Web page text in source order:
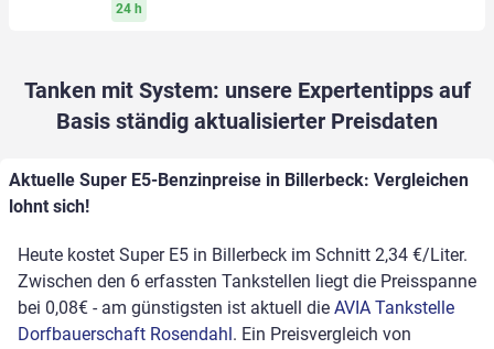
24 h
Tanken mit System: unsere Expertentipps auf
Basis ständig aktualisierter Preisdaten
Aktuelle Super E5-Benzinpreise in Billerbeck: Vergleichen
lohnt sich!
Heute kostet Super E5 in Billerbeck im Schnitt 2,34 €/Liter.
Zwischen den 6 erfassten Tankstellen liegt die Preisspanne
bei 0,08€ - am günstigsten ist aktuell die AVIA Tankstelle
Dorfbauerschaft Rosendahl . Ein Preisvergleich von